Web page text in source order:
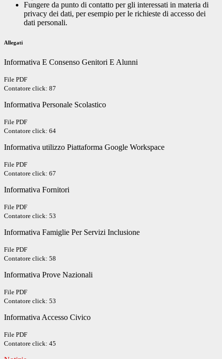
Fungere da punto di contatto per gli interessati in materia di
privacy dei dati, per esempio per le richieste di accesso dei
dati personali.
Allegati
Informativa E Consenso Genitori E Alunni
File PDF
Contatore click: 87
Informativa Personale Scolastico
File PDF
Contatore click: 64
Informativa utilizzo Piattaforma Google Workspace
File PDF
Contatore click: 67
Informativa Fornitori
File PDF
Contatore click: 53
Informativa Famiglie Per Servizi Inclusione
File PDF
Contatore click: 58
Informativa Prove Nazionali
File PDF
Contatore click: 53
Informativa Accesso Civico
File PDF
Contatore click: 45